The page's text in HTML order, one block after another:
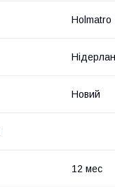
Holmatro
Новий
12 мес